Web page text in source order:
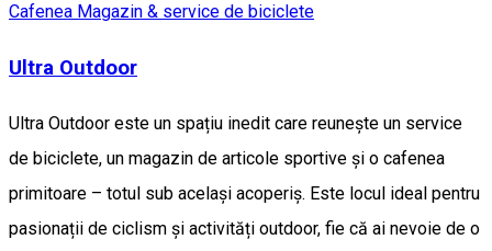
Cafenea Magazin & service de biciclete
Ultra Outdoor
Ultra Outdoor este un spațiu inedit care reunește un service
de biciclete, un magazin de articole sportive și o cafenea
primitoare – totul sub același acoperiș. Este locul ideal pentru
pasionații de ciclism și activități outdoor, fie că ai nevoie de o